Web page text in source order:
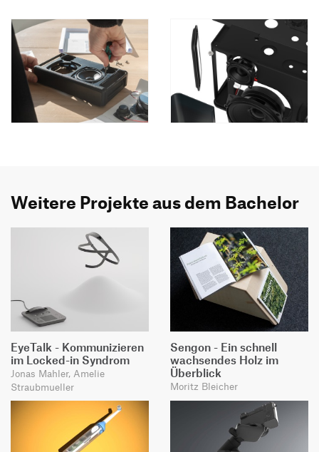
Weitere Projekte aus dem Bachelor
EyeTalk - Kommunizieren
im Locked-in Syndrom
Jonas Mahler, Amelie
Straubmueller
Sengon - Ein schnell
wachsendes Holz im
Überblick
Moritz Bleicher